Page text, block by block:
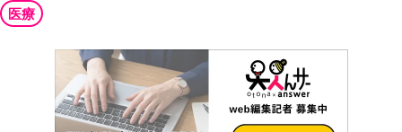
医療